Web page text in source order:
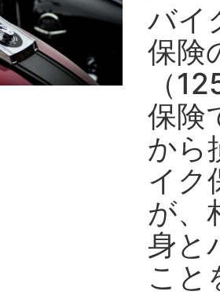
バイ
保険
（
保険
から
イク
が、
身と
こと